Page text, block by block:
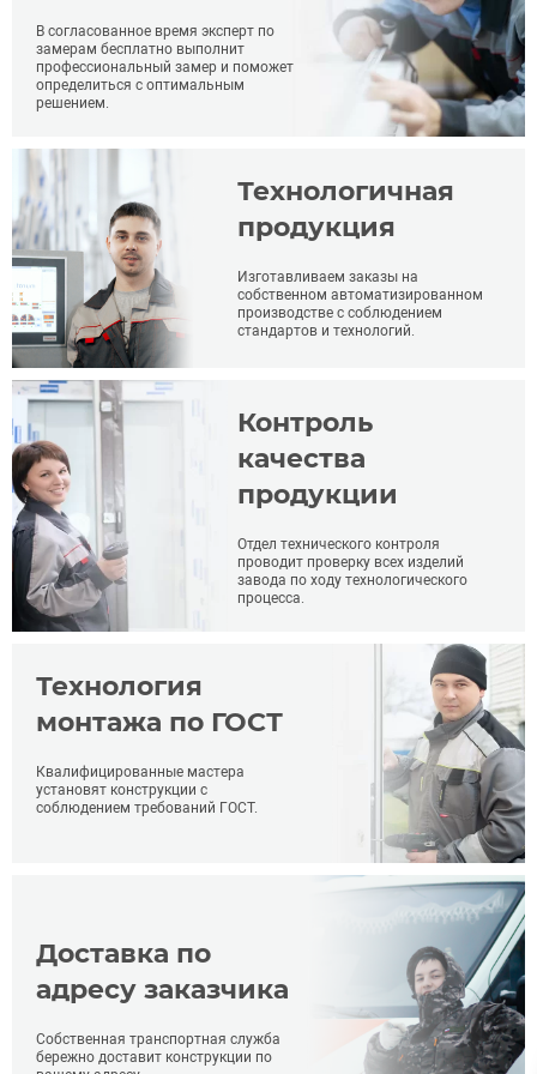
В согласованное время эксперт по
замерам бесплатно выполнит
профессиональный замер и поможет
определиться с оптимальным
решением.
Технологичная
продукция
Изготавливаем заказы на
собственном автоматизированном
производстве с соблюдением
стандартов и технологий.
Контроль
качества
продукции
Отдел технического контроля
проводит проверку всех изделий
завода по ходу технологического
процесса.
Технология
монтажа по ГОСТ
Квалифицированные мастера
установят конструкции с
соблюдением требований ГОСТ.
Доставка по
адресу заказчика
Собственная транспортная служба
бережно доставит конструкции по